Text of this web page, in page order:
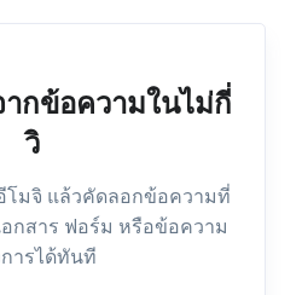
กข้อความในไม่กี่
วิ
มจิ แล้วคัดลอกข้อความที่
อกสาร ฟอร์ม หรือข้อความ
ารได้ทันที